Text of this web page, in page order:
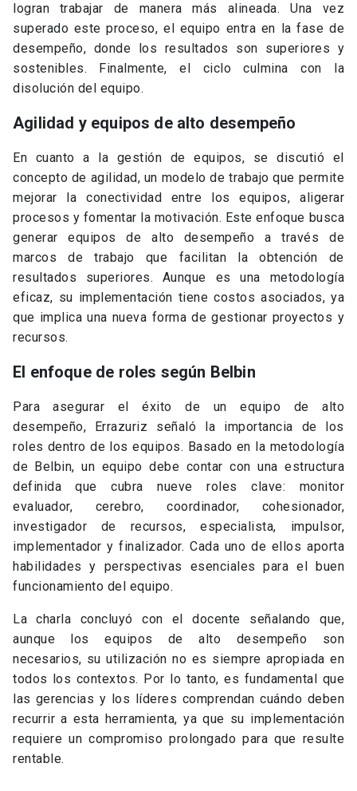
logran trabajar de manera más alineada. Una vez
superado este proceso, el equipo entra en la fase de
desempeño, donde los resultados son superiores y
sostenibles. Finalmente, el ciclo culmina con la
disolución del equipo.
Agilidad y equipos de alto desempeño
En cuanto a la gestión de equipos, se discutió el
concepto de agilidad, un modelo de trabajo que permite
mejorar la conectividad entre los equipos, aligerar
procesos y fomentar la motivación. Este enfoque busca
generar equipos de alto desempeño a través de
marcos de trabajo que facilitan la obtención de
resultados superiores. Aunque es una metodología
eficaz, su implementación tiene costos asociados, ya
que implica una nueva forma de gestionar proyectos y
recursos.
El enfoque de roles según Belbin
Para asegurar el éxito de un equipo de alto
desempeño, Errazuriz señaló la importancia de los
roles dentro de los equipos. Basado en la metodología
de Belbin, un equipo debe contar con una estructura
definida que cubra nueve roles clave: monitor
evaluador, cerebro, coordinador, cohesionador,
investigador de recursos, especialista, impulsor,
implementador y finalizador. Cada uno de ellos aporta
habilidades y perspectivas esenciales para el buen
funcionamiento del equipo.
La charla concluyó con el docente señalando que,
aunque los equipos de alto desempeño son
necesarios, su utilización no es siempre apropiada en
todos los contextos. Por lo tanto, es fundamental que
las gerencias y los líderes comprendan cuándo deben
recurrir a esta herramienta, ya que su implementación
requiere un compromiso prolongado para que resulte
rentable.